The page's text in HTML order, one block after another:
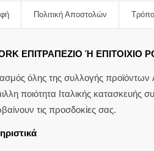
Πολιτική Αποστολών
ΕΠΙΤΡΑΠΕΖΙΟ Ή ΕΠΙΤΟΙΧΙΟ
όλης της συλλογής
ποιότητα Ιταλικής κατασκευής
τις προσδοκίες σας.